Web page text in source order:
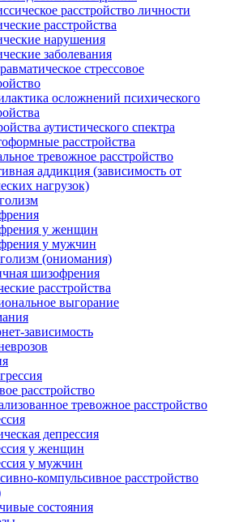
расстройство личности
расстройства
нарушения
заболевания
стрессовое
осложнений психического
аутистического спектра
расстройства
тревожное расстройство
аддикция (зависимость от
нагрузок)
у женщин
у мужчин
(ониомания)
шизофрения
расстройства
выгорание
зависимость
расстройство
тревожное расстройство
депрессия
у женщин
у мужчин
компульсивное расстройство
состояния